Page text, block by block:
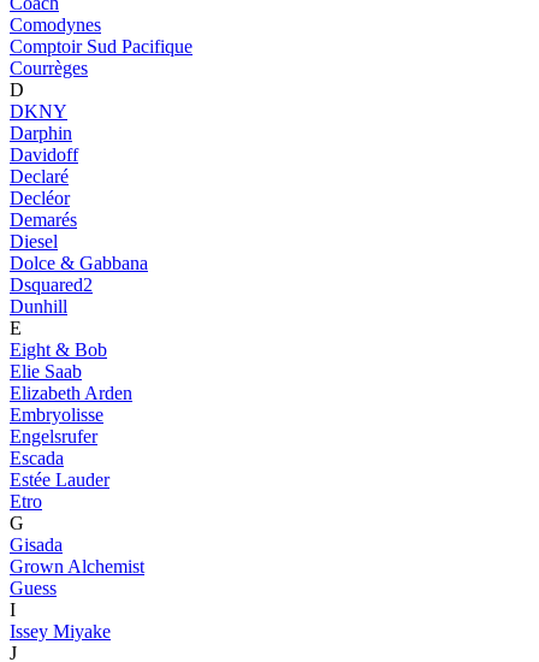
Comodynes
Comptoir Sud Pacifique
Courrèges
D
DKNY
Darphin
Davidoff
Declaré
Decléor
Demarés
Diesel
Dolce & Gabbana
Dsquared2
Dunhill
E
Eight & Bob
Elie Saab
Elizabeth Arden
Embryolisse
Engelsrufer
Escada
Estée Lauder
Etro
G
Gisada
Grown Alchemist
Guess
I
Issey Miyake
J